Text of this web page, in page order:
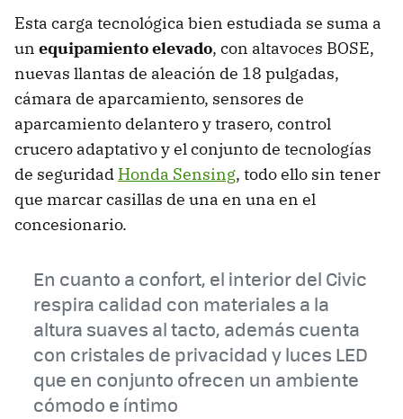
Esta carga tecnológica bien estudiada se suma a
un equipamiento elevado, con altavoces BOSE,
nuevas llantas de aleación de 18 pulgadas,
cámara de aparcamiento, sensores de
aparcamiento delantero y trasero, control
crucero adaptativo y el conjunto de tecnologías
de seguridad Honda Sensing, todo ello sin tener
que marcar casillas de una en una en el
concesionario.
En cuanto a confort, el interior del Civic
respira calidad con materiales a la
altura suaves al tacto, además cuenta
con cristales de privacidad y luces LED
que en conjunto ofrecen un ambiente
cómodo e íntimo